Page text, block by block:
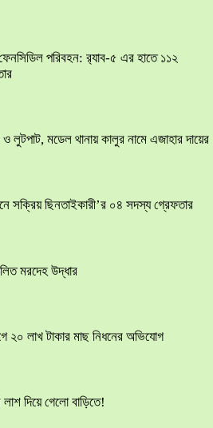
পরিবহন: র‍্যাব-৫ এর হাতে ১১২
লুটপাট, মডেল থানায় কালুর নামে এজাহার দায়ের
সক্রিয় ছিনতাইকারী’র ০৪ সদস্য গ্রেফতার
মরদেহ উদ্ধার
২০ লাখ টাকার মাছ নিধনের অভিযোগ
দিয়ে গেলো বাড়িতে!